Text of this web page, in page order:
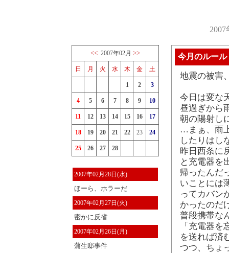
<< 2007年02月 >>
日 月 火 水 木 金 土
1 2 3
4 5 6 7 8 9 10
11 12 13 14 15 16 17
18 19 20 21 22 23 24
25 26 27 28
2007年02月28日(水)
ほーら、ホラーだ
2007年02月27日(火)
密かに反省
2007年02月26日(月)
蒲生邸事件
今月のルール
地震の被害
今日は変な
昼過ぎから
朝の陽射し
…まぁ、雨
したりはし
昨日西条に
と充電器を
帰ったんだ
いことには
ってカバン
かったのだ
普段携帯な
「充電器
を送れば済
つつ、ちょ